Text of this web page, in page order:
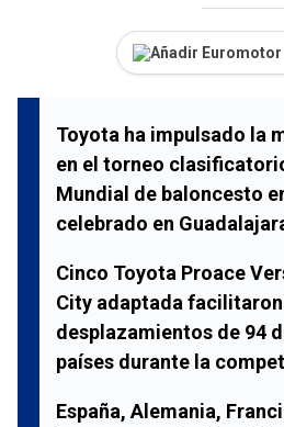
Añadir Euromotor
Toyota ha impulsado la
en el torneo
Mundial de baloncesto
celebrado en
Cinco Toyota Proace
City adaptada
desplazamientos de 94
países durante la
España, Alemania,